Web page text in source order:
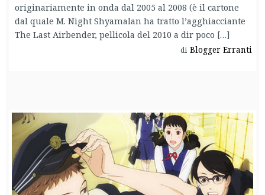
originariamente in onda dal 2005 al 2008 (è il cartone
dal quale M. Night Shyamalan ha tratto l’agghiacciante
The Last Airbender, pellicola del 2010 a dir poco […]
di Blogger Erranti